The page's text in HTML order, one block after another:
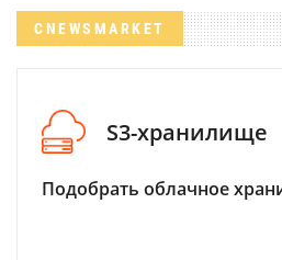
CNEWSMARKET
S3-хранилище
Подобрать облачное